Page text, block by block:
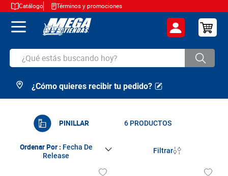
Catálogo Términos y promociones
¿Qué estás buscando hoy?
TÉRMINOS MÁS BUSCADOS
2.
arroz
cafe
¿Cómo quieres recibir tu pedido?
PINILLAR 6 PRODUCTOS
Ordenar Por
Fecha De
Release
Filtrar